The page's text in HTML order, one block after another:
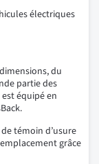
électriques
du
partie des
équipé en
témoin d’usure
grâce